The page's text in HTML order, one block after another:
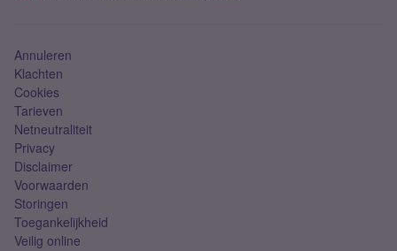
Mobiel abonnement
Annuleren
Klachten
Cookies
Tarieven
Netneutraliteit
Privacy
Disclaimer
Voorwaarden
Storingen
Toegankelijkheid
Veilig online